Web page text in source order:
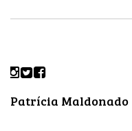
Patrícia Maldonado